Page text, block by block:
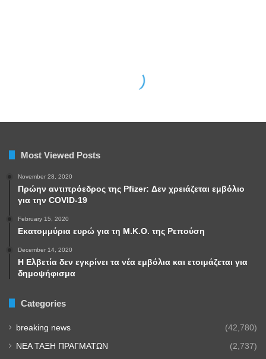
Most Viewed Posts
November 28, 2020
Πρώην αντιπρόεδρος της Pfizer: Δεν χρειάζεται εμβόλιο
για την COVID-19
February 15, 2020
Εκατομμύρια ευρώ για τη Μ.Κ.Ο. της Ρεπούση
December 14, 2020
Η Ελβετία δεν εγκρίνει τα νέα εμβόλια και ετοιμάζεται για
δημοψήφισμα
Categories
breaking news (42,780)
NEA TAΞΗ ΠΡΑΓΜΑΤΩΝ (2,737)